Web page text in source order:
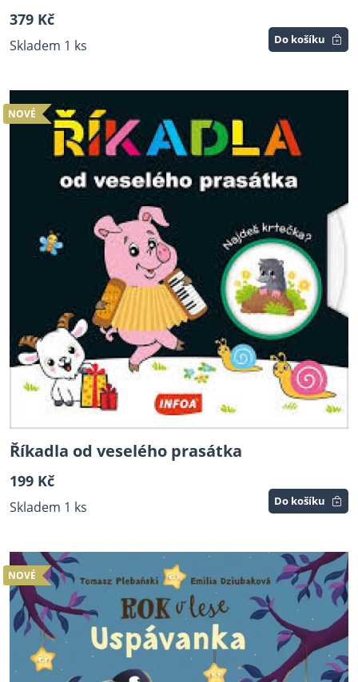
379 Kč
Skladem 1 ks Do košíku
NOVÉ
Říkadla od veselého prasátka
199 Kč
Skladem 1 ks Do košíku
NOVÉ